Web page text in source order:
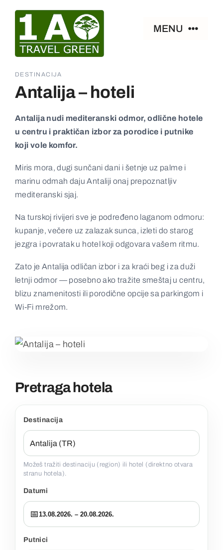
content
MENU
Smeštaj
Zanimljivosti
Paket aranžmani
Ostalo
Kontakt
DESTINACIJA
Antalija – hoteli
Antalija nudi mediteranski odmor, odlične hotele
u centru i praktičan izbor za porodice i putnike
koji vole komfor.
Miris mora, dugi sunčani dani i šetnje uz palme i
marinu odmah daju Antaliji onaj prepoznatljiv
mediteranski sjaj.
Na turskoj rivijeri sve je podređeno laganom odmoru:
kupanje, večere uz zalazak sunca, izleti do starog
jezgra i povratak u hotel koji odgovara vašem ritmu.
Zato je Antalija odličan izbor i za kraći beg i za duži
letnji odmor — posebno ako tražite smeštaj u centru,
blizu znamenitosti ili porodične opcije sa parkingom i
Wi‑Fi mrežom.
Pretraga hotela
Destinacija
Možeš tražiti destinaciju (region) ili hotel (direktno otvara
stranu hotela).
Datumi
📅13.08.2026. – 20.08.2026.
Putnici